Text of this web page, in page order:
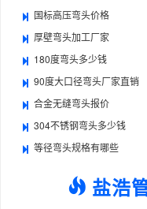
国标高压弯头价格
厚壁弯头加工厂家
180度弯头多少钱
90度大口径弯头厂家直销
合金无缝弯头报价
304不锈钢弯头多少钱
等径弯头规格有哪些
盐浩